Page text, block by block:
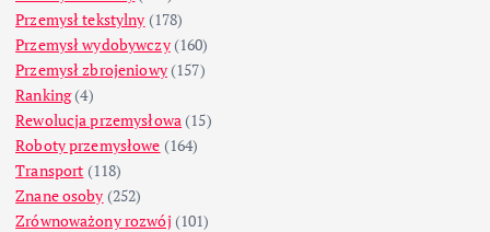
Przemysł tekstylny (178)
Przemysł wydobywczy(160)
Przemysł zbrojeniowy(157)
Ranking(4)
Rewolucja przemysłowa (15)
Roboty przemysłowe (164)
Transport (118)
Znane osoby (252)
Zrównoważony rozwój (101)